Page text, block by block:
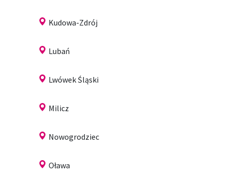
Kudowa-Zdrój
Lubań
Lwówek Śląski
Milicz
Nowogrodziec
Oława